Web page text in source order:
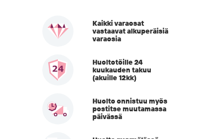
Kaikki varaosat
vastaavat alkuperäisiä
varaosia
Huoltotöille 24
kuukauden takuu
(akuille 12kk)
Huolto onnistuu myös
postitse muutamassa
päivässä